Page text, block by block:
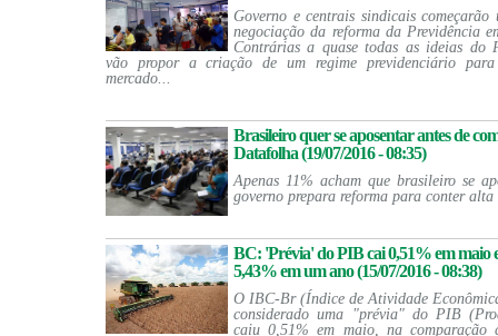
Governo e centrais sindicais começarão
negociação da reforma da Previdência
Contrárias a quase todas as ideias do
vão propor a criação de um regime previdenciário para
mercado...
Brasileiro quer se aposentar antes de
Datafolha (19/07/2016 - 08:35)
Apenas 11% acham que brasileiro se
governo prepara reforma para conter alta
BC: 'Prévia' do PIB cai 0,51% em maio
5,43% em um ano (15/07/2016 - 08:38)
O IBC-Br (Índice de Atividade
considerado uma "prévia" do PIB
caiu 0,51% em maio, na comparação